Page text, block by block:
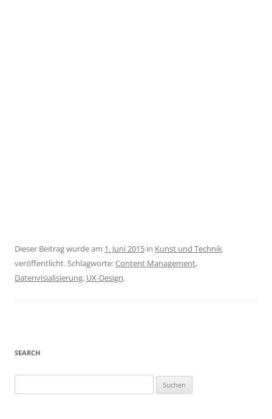
Dieser Beitrag wurde am 1. Juni 2015 in Kunst und Technik
veröffentlicht. Schlagworte:Content Management,
Datenvisialisierung, UX-Design.
SEARCH
u